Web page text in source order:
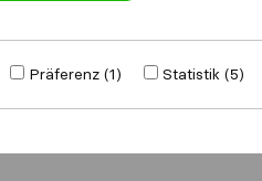
Präferenz (1) Statistik (5)